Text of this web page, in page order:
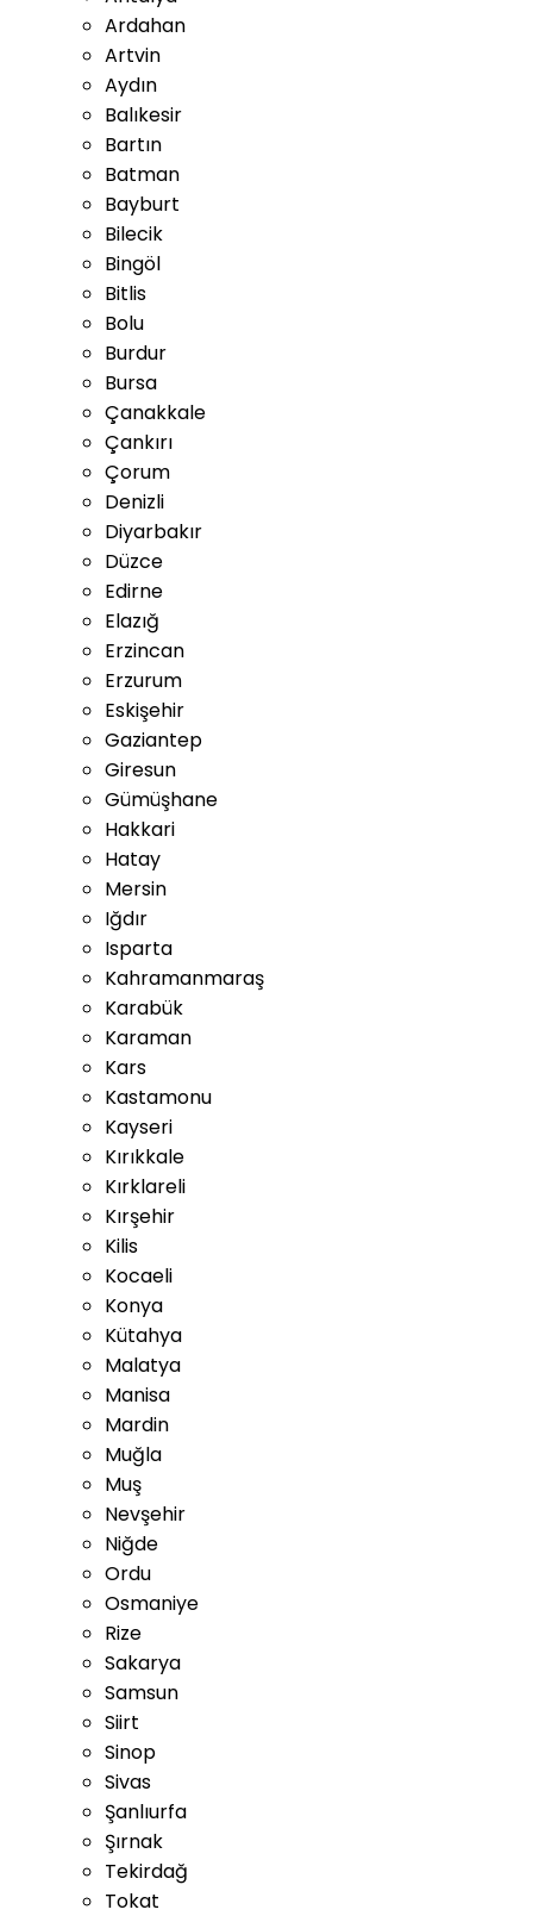
Ardahan
Artvin
Aydın
Balıkesir
Bartın
Batman
Bayburt
Bilecik
Bingöl
Bitlis
Bolu
Burdur
Bursa
Çanakkale
Çankırı
Çorum
Denizli
Diyarbakır
Düzce
Edirne
Elazığ
Erzincan
Erzurum
Eskişehir
Gaziantep
Giresun
Gümüşhane
Hakkari
Hatay
Mersin
Iğdır
Isparta
Kahramanmaraş
Karabük
Karaman
Kars
Kastamonu
Kayseri
Kırıkkale
Kırklareli
Kırşehir
Kilis
Kocaeli
Konya
Kütahya
Malatya
Manisa
Mardin
Muğla
Muş
Nevşehir
Niğde
Ordu
Osmaniye
Rize
Sakarya
Samsun
Siirt
Sinop
Sivas
Şanlıurfa
Şırnak
Tekirdağ
Tokat